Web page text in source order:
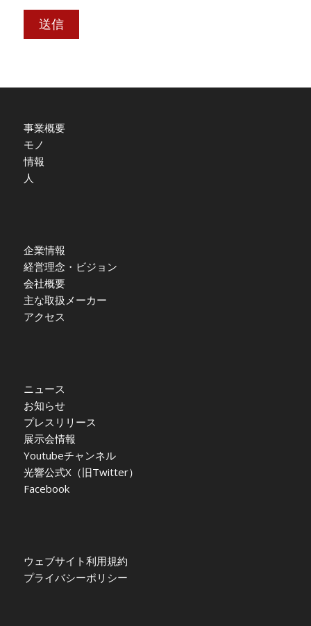
事業概要
モノ
情報
人
企業情報
経営理念・ビジョン
会社概要
主な取扱メーカー
アクセス
ニュース
お知らせ
プレスリリース
展示会情報
Youtubeチャンネル
光響公式X（旧Twitter）
Facebook
ウェブサイト利用規約
プライバシーポリシー